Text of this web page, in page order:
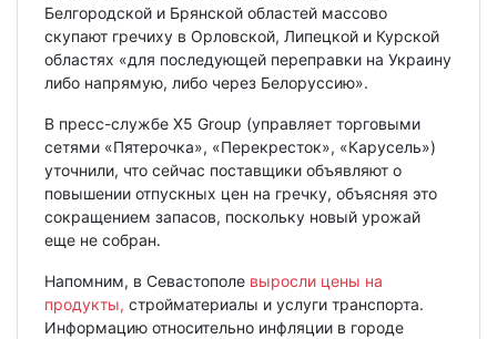
Белгородской и Брянской областей массово
скупают гречиху в Орловской, Липецкой и Курской
областях «для последующей переправки на Украину
либо напрямую, либо через Белоруссию».
В пресс-службе X5 Group (управляет торговыми
сетями «Пятерочка», «Перекресток», «Карусель»)
уточнили, что сейчас поставщики объявляют о
повышении отпускных цен на гречку, объясняя это
сокращением запасов, поскольку новый урожай
еще не собран.
Напомним, в Севастополе выросли цены на
продукты, стройматериалы и услуги транспорта.
Информацию относительно инфляции в городе